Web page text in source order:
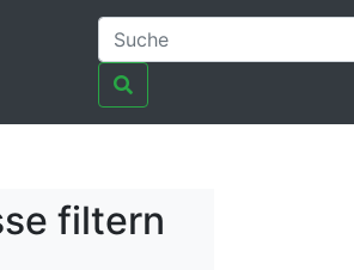
filtern